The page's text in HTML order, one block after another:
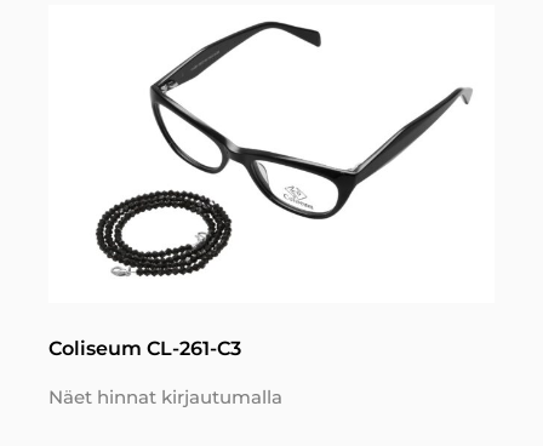
Coliseum CL-261-C3
Näet hinnat kirjautumalla